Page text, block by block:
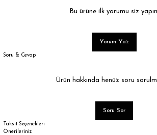
Bu ürüne ilk yorumu siz
Yorum Yaz
Soru & Cevap
Ürün hakkında henüz soru
Soru Sor
Taksit Seçenekleri
Önerileriniz